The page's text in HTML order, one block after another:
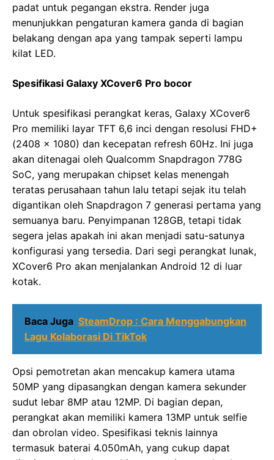
padat untuk pegangan ekstra. Render juga
menunjukkan pengaturan kamera ganda di bagian
belakang dengan apa yang tampak seperti lampu
kilat LED.
Spesifikasi Galaxy XCover6 Pro bocor
Untuk spesifikasi perangkat keras, Galaxy XCover6
Pro memiliki layar TFT 6,6 inci dengan resolusi FHD+
(2408 x 1080) dan kecepatan refresh 60Hz. Ini juga
akan ditenagai oleh Qualcomm Snapdragon 778G
SoC, yang merupakan chipset kelas menengah
teratas perusahaan tahun lalu tetapi sejak itu telah
digantikan oleh Snapdragon 7 generasi pertama yang
semuanya baru. Penyimpanan 128GB, tetapi tidak
segera jelas apakah ini akan menjadi satu-satunya
konfigurasi yang tersedia. Dari segi perangkat lunak,
XCover6 Pro akan menjalankan Android 12 di luar
kotak.
Baca Juga SteamDrop : Cara Menggabungkan
Lagu Kolaborasi Di TikTok
Opsi pemotretan akan mencakup kamera utama
50MP yang dipasangkan dengan kamera sekunder
sudut lebar 8MP atau 12MP. Di bagian depan,
perangkat akan memiliki kamera 13MP untuk selfie
dan obrolan video. Spesifikasi teknis lainnya
termasuk baterai 4.050mAh, yang cukup dapat